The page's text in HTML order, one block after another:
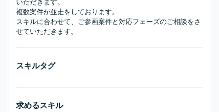
複数案件が並走をしております。
スキルに合わせて、ご参画案件と対応フェーズのご相談をさ
せていただきます。
スキルタグ
求めるスキル